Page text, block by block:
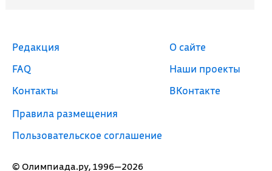
© Олимпиада.ру, 1996—2026
Редакция
FAQ
Контакты
Правила размещения
Пользовательское соглашение
О сайте
Наши проекты
ВКонтакте